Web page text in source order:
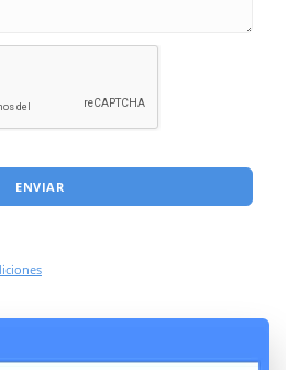
ENVIAR